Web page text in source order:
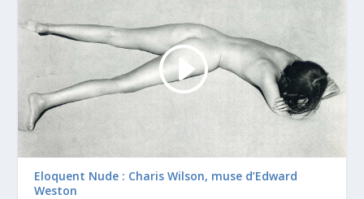
Eloquent Nude : Charis Wilson, muse d’Edward
Weston